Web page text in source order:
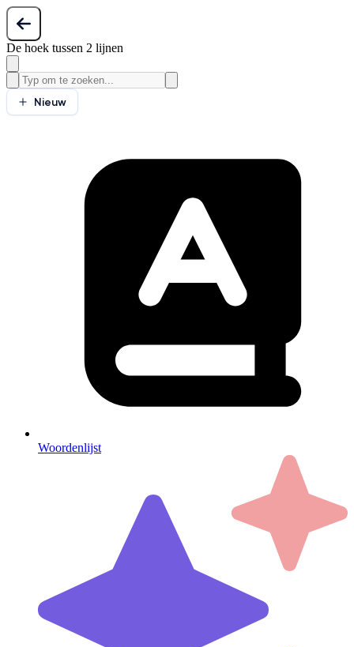
De hoek tussen 2 lijnen
Nieuw
Woordenlijst